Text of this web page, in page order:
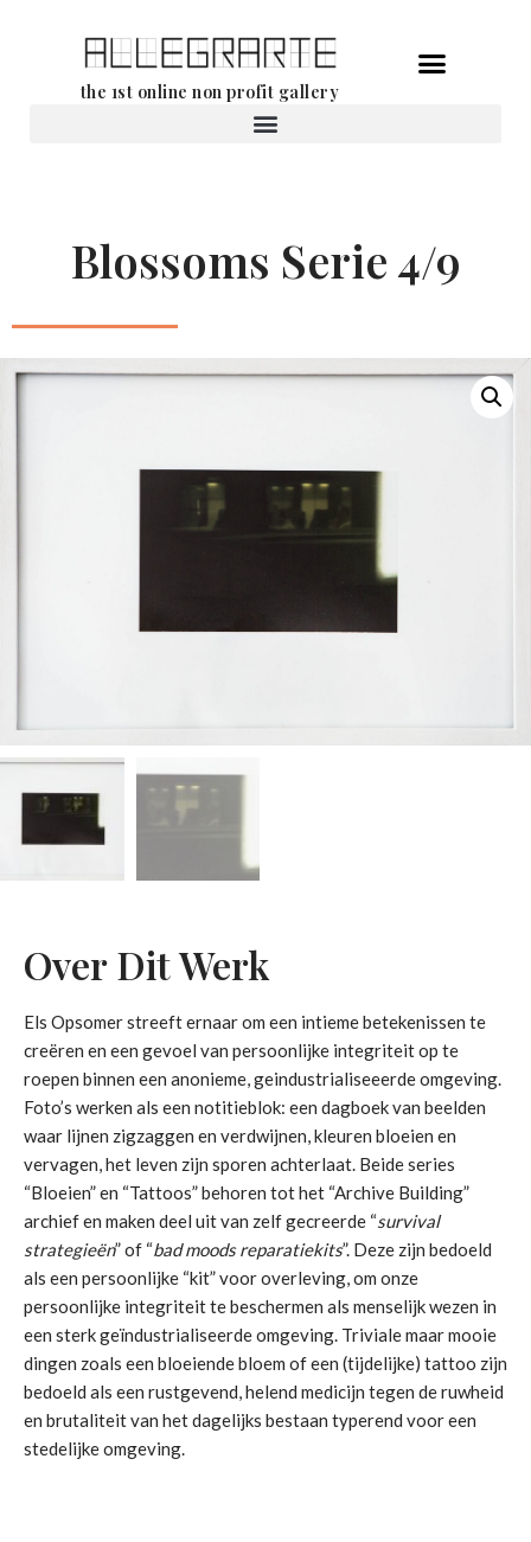
the 1st online non profit gallery
Blossoms Serie 4/9
Over Dit Werk
Els Opsomer streeft ernaar om een intieme betekenissen te
creëren en een gevoel van persoonlijke integriteit op te
roepen binnen een anonieme, geindustrialiseeerde omgeving.
Foto’s werken als een notitieblok: een dagboek van beelden
waar lijnen zigzaggen en verdwijnen, kleuren bloeien en
vervagen, het leven zijn sporen achterlaat. Beide series
“Bloeien” en “Tattoos” behoren tot het “Archive Building”
archief en maken deel uit van zelf gecreerde “survival
strategieën” of “bad moods reparatiekits”. Deze zijn bedoeld
als een persoonlijke “kit” voor overleving, om onze
persoonlijke integriteit te beschermen als menselijk wezen in
een sterk geïndustrialiseerde omgeving. Triviale maar mooie
dingen zoals een bloeiende bloem of een (tijdelijke) tattoo zijn
bedoeld als een rustgevend, helend medicijn tegen de ruwheid
en brutaliteit van het dagelijks bestaan typerend voor een
stedelijke omgeving.